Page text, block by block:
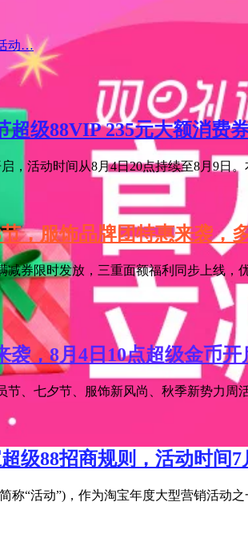
动…
超级88VIP 235元大额消费
，活动时间从8月4日20点持续至8月9日
，服饰品牌团特惠来袭，
减券限时发放，三重面额福利同步上线
袭，8月4日10点超级金币开
节、七夕节、服饰新风尚、秋季新势力
级88招商规则，活动时间7
称“活动”)，作为淘宝年度大型营销活